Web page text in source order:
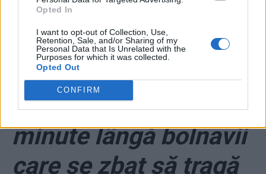
Opted In
I want to opt-out of Collection, Use,
Retention, Sale, and/or Sharing of my
Personal Data that Is Unrelated with the
Purposes for which it was collected.
Opted Out
CONFIRM
politice
“Nu crezi în Covid.
Hai în Terapie
Intensivă! Stai 10
minute lângă bolnavii
care se zbat să tragă